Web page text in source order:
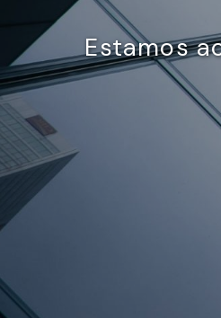
Estamos